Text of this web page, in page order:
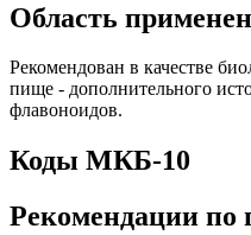
Область
Рекомендован в качестве
пище - дополнительного
флавоноидов.
Коды МКБ-10
Рекомендации по